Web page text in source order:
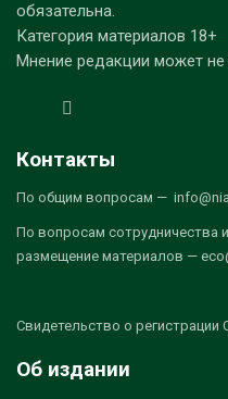
обязательна.
Категория материалов 18+
Мнение редакции может
Контакты
По общим вопросам —
По вопросам сотрудничества
размещение материалов —
Свидетельство о
Об издании